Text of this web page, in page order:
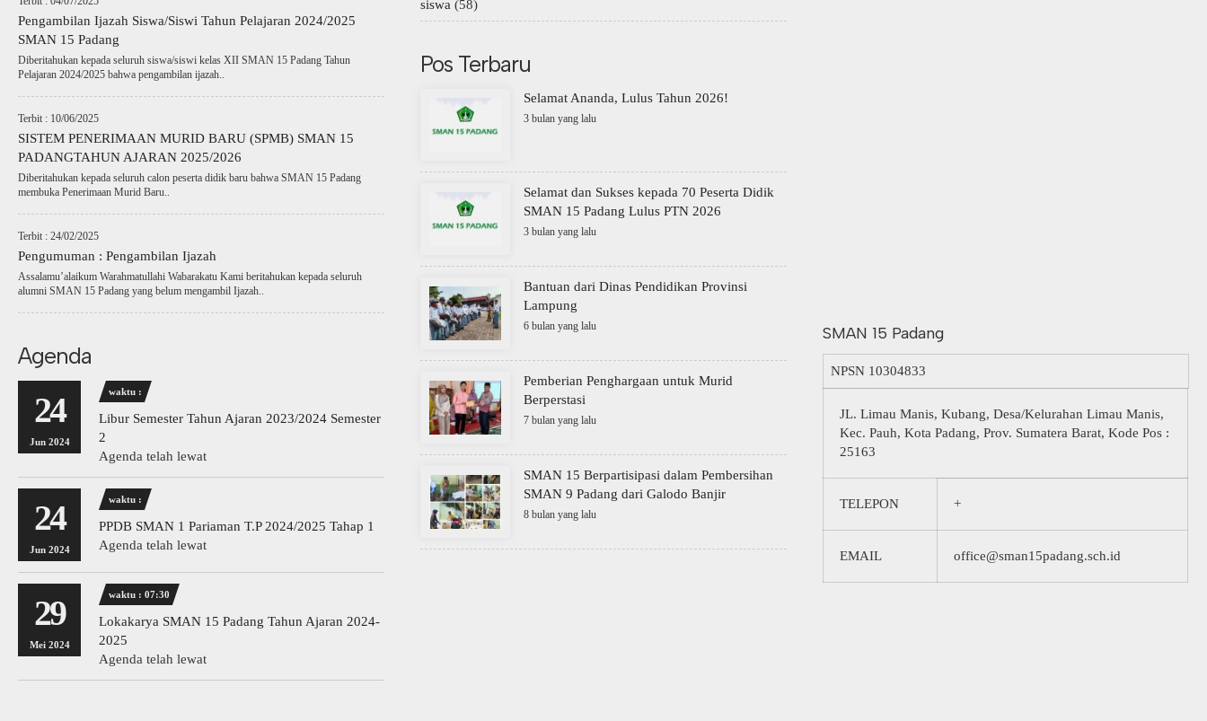
Pengambilan Ijazah Siswa/Siswi Tahun Pelajaran 2024/2025
SMAN 15 Padang
Diberitahukan kepada seluruh siswa/siswi kelas XII SMAN 15 Padang Tahun
Pelajaran 2024/2025 bahwa pengambilan ijazah..
Terbit : 10/06/2025
SISTEM PENERIMAAN MURID BARU (SPMB) SMAN 15
PADANGTAHUN AJARAN 2025/2026
Diberitahukan kepada seluruh calon peserta didik baru bahwa SMAN 15 Padang
membuka Penerimaan Murid Baru..
Terbit : 24/02/2025
Pengumuman : Pengambilan Ijazah
Assalamu’alaikum Warahmatullahi Wabarakatu Kami beritahukan kepada seluruh
alumni SMAN 15 Padang yang belum mengambil Ijazah..
Agenda
24
Jun 2024
waktu :
Libur Semester Tahun Ajaran 2023/2024 Semester
2
Agenda telah lewat
24
Jun 2024
waktu :
PPDB SMAN 1 Pariaman T.P 2024/2025 Tahap 1
Agenda telah lewat
29
Mei 2024
waktu : 07:30
Lokakarya SMAN 15 Padang Tahun Ajaran 2024-
2025
Agenda telah lewat
siswa (58)
Pos Terbaru
Selamat Ananda, Lulus Tahun 2026!
3 bulan yang lalu
Selamat dan Sukses kepada 70 Peserta Didik
SMAN 15 Padang Lulus PTN 2026
3 bulan yang lalu
Bantuan dari Dinas Pendidikan Provinsi
Lampung
6 bulan yang lalu
Pemberian Penghargaan untuk Murid
Berperstasi
7 bulan yang lalu
SMAN 15 Berpartisipasi dalam Pembersihan
SMAN 9 Padang dari Galodo Banjir
8 bulan yang lalu
SMAN 15 Padang
NPSN 10304833
JL. Limau Manis, Kubang, Desa/Kelurahan Limau Manis,
Kec. Pauh, Kota Padang, Prov. Sumatera Barat, Kode Pos :
25163
TELEPON +
EMAIL office@sman15padang.sch.id